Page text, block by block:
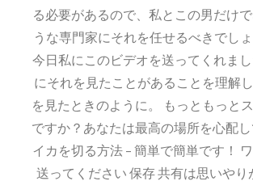
る必要があるので、私とこの男だけ
うな専門家にそれを任せるべきでし
今日私にこのビデオを送ってくれま
にそれを見たことがあることを理解
を見たときのように。 もっともっと
ですか？あなたは最高の場所を心配し
イカを切る方法 – 簡単で簡単です！
送ってください 保存 共有は思いやり